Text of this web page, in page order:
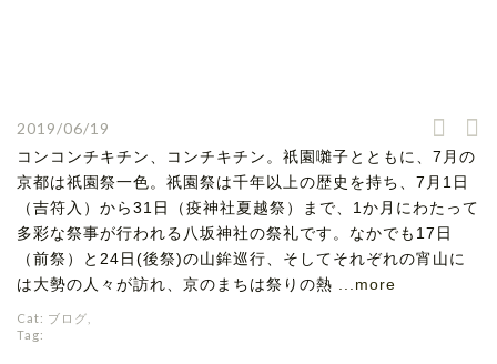
2019/06/19
コンコンチキチン、コンチキチン。祇園囃子とともに、7月の
京都は祇園祭一色。祇園祭は千年以上の歴史を持ち、7月1日
（吉符入）から31日（疫神社夏越祭）まで、1か月にわたって
多彩な祭事が行われる八坂神社の祭礼です。なかでも17日
（前祭）と24日(後祭)の山鉾巡行、そしてそれぞれの宵山に
は大勢の人々が訪れ、京のまちは祭りの熱 ...more
Cat: ブログ
Tag: